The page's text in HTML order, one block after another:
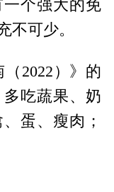
个强大的免
不可少。
2022）》的
吃蔬果、奶
蛋、瘦肉；